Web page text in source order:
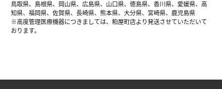
鳥取県、島根県、岡山県、広島県、山口県、徳島県、香川県、愛媛県、高
知県、福岡県、佐賀県、長崎県、熊本県、大分県、宮崎県、鹿児島県
※高度管理医療機器につきましては、粕屋町店より発送させていただいて
おります。